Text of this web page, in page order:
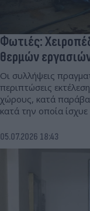
Φωτιές:
θερμών
Οι συλλήψεις
περιπτώσεις
χώρους, κατά
κατά την οποία
05.07.2026 18:43